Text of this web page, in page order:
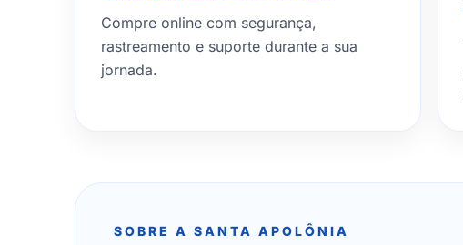
Compre online com segurança,
rastreamento e suporte durante a sua
jornada.
SOBRE A SANTA APOLÔNIA